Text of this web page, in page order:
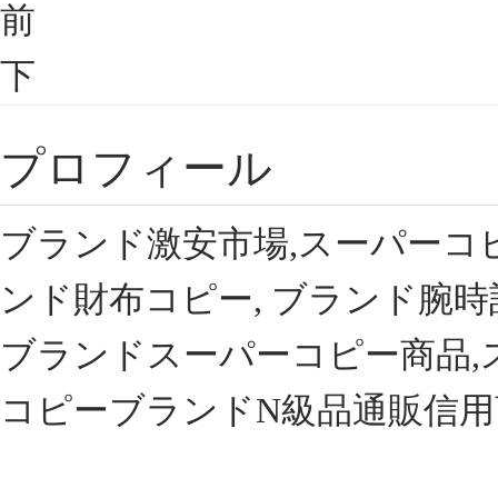
前
下
プロフィール
ブランド激安市場,スーパー
ンド財布コピー, ブランド腕
ブランドスーパーコピー商品
コピーブランドN級品通販信